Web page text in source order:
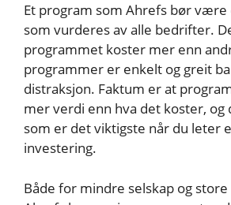
Et program som Ahrefs bør
som vurderes av alle bedrifter.
programmet koster mer enn
programmer er enkelt og greit
distraksjon. Faktum er at
mer verdi enn hva det koster, og
som er det viktigste når du leter
investering.
Både for mindre selskap og